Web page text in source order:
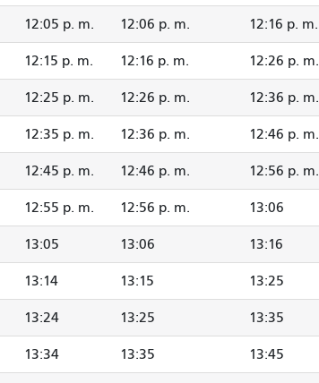
12:05 p. m. 12:06 p. m. 12:16 p. m.
12:15 p. m. 12:16 p. m. 12:26 p. m.
12:25 p. m. 12:26 p. m. 12:36 p. m.
12:35 p. m. 12:36 p. m. 12:46 p. m.
12:45 p. m. 12:46 p. m. 12:56 p. m.
12:55 p. m. 12:56 p. m. 13:06
13:05 13:06 13:16
13:14 13:15 13:25
13:24 13:25 13:35
13:34 13:35 13:45